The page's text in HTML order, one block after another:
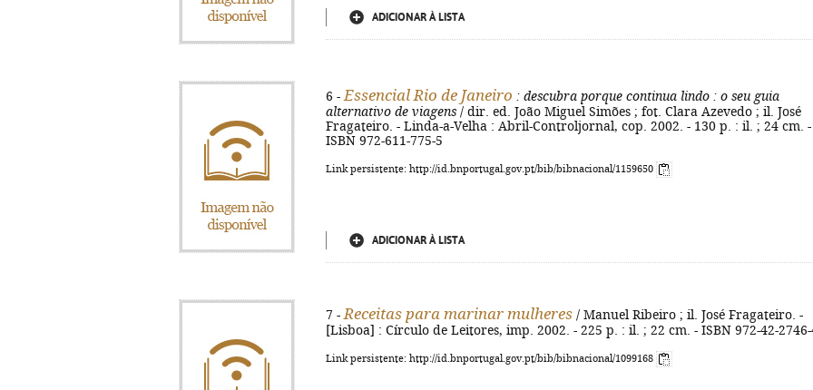
ADICIONAR À LISTA
6 - Essencial Rio de Janeiro : descubra porque continua lindo : o seu guia
alternativo de viagens / dir. ed. João Miguel Simões ; fot. Clara Azevedo ; il. José
Fragateiro. - Linda-a-Velha : Abril-Controljornal, cop. 2002. - 130 p. : il. ; 24 cm. -
ISBN 972-611-775-5
Link persistente: http://id.bnportugal.gov.pt/bib/bibnacional/1159650
ADICIONAR À LISTA
7 - Receitas para marinar mulheres / Manuel Ribeiro ; il. José Fragateiro. -
[Lisboa] : Círculo de Leitores, imp. 2002. - 225 p. : il. ; 22 cm. - ISBN 972-42-
Link persistente: http://id.bnportugal.gov.pt/bib/bibnacional/1099168